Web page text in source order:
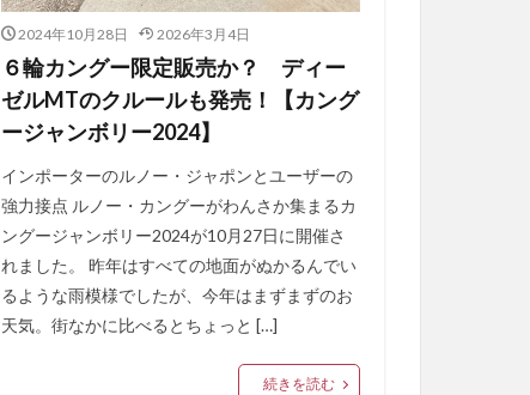
2024年10月28日 2026年3月4日
６輪カングー限定販売か？ ディー
ゼルMTのクルールも発売！【カング
ージャンボリー2024】
インポーターのルノー・ジャポンとユーザーの
強力接点 ルノー・カングーがわんさか集まるカ
ングージャンボリー2024が10月27日に開催さ
れました。 昨年はすべての地面がぬかるんでい
るような雨模様でしたが、今年はまずまずのお
天気。街なかに比べるとちょっと […]
続きを読む